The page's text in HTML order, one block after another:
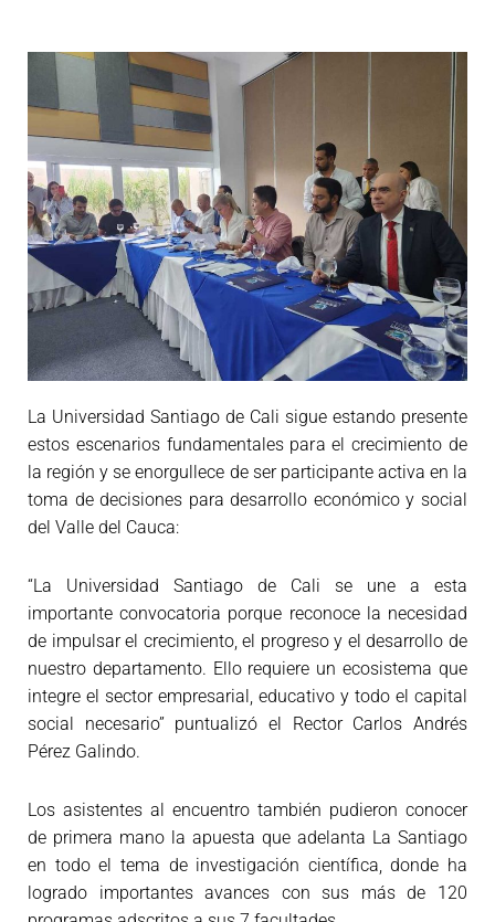
La Universidad Santiago de Cali sigue estando presente
estos escenarios fundamentales para el crecimiento de
la región y se enorgullece de ser participante activa en la
toma de decisiones para desarrollo económico y social
del Valle del Cauca:
“La Universidad Santiago de Cali se une a esta
importante convocatoria porque reconoce la necesidad
de impulsar el crecimiento, el progreso y el desarrollo de
nuestro departamento. Ello requiere un ecosistema que
integre el sector empresarial, educativo y todo el capital
social necesario” puntualizó el Rector Carlos Andrés
Pérez Galindo.
Los asistentes al encuentro también pudieron conocer
de primera mano la apuesta que adelanta La Santiago
en todo el tema de investigación científica, donde ha
logrado importantes avances con sus más de 120